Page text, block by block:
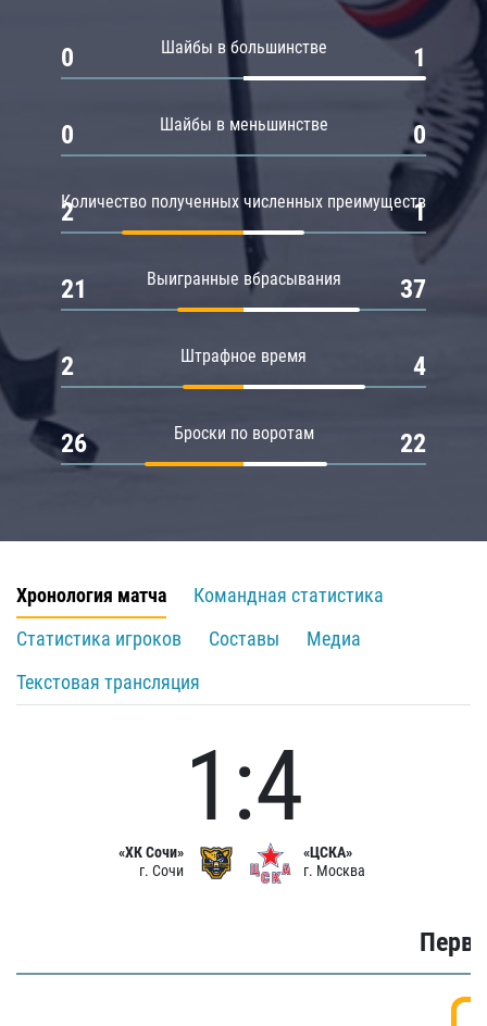
Шайбы в большинстве
0 1
Шайбы в меньшинстве
0 0
Количество полученных численных преимуществ
2 1
Выигранные вбрасывания
21 37
Штрафное время
2 4
Броски по воротам
26 22
Хронология матча
Командная статистика
Статистика игроков
Составы
Медиа
Текстовая трансляция
«ХК Сочи»
г. Сочи
1:4
«ЦСКА»
г. Москва